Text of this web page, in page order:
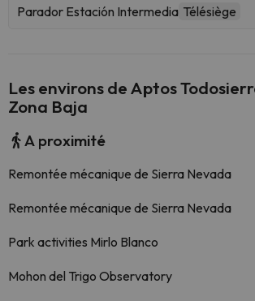
Parador Estación Intermedia Télésiège
Les environs de Aptos
Zona Baja
A proximité
Remontée mécanique de Sierra Nevada
Remontée mécanique de Sierra Nevada
Park activities Mirlo Blanco
Mohon del Trigo Observatory